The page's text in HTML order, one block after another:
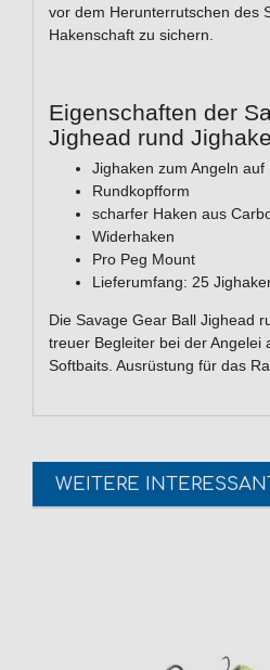
vor dem Herunterrutschen des
Hakenschaft zu sichern.
Eigenschaften der
Jighead rund
Jighaken zum Angeln auf
Rundkopfform
scharfer Haken aus
Widerhaken
Pro Peg Mount
Lieferumfang: 25
Die Savage Gear Ball Jighead
treuer Begleiter bei der Angelei
Softbaits. Ausrüstung für das
WEITERE